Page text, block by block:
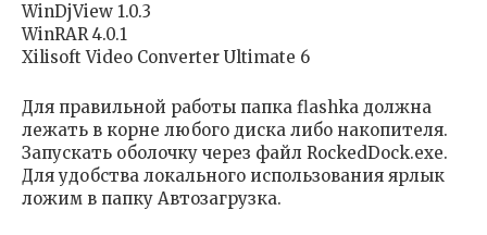
WinDjView 1.0.3
WinRAR 4.0.1
Xilisoft Video Converter Ultimate 6
Для правильной работы папка flashka должна
лежать в корне любого диска либо накопителя.
Запускать оболочку через файл RockedDock.exe.
Для удобства локального использования ярлык
ложим в папку Автозагрузка.